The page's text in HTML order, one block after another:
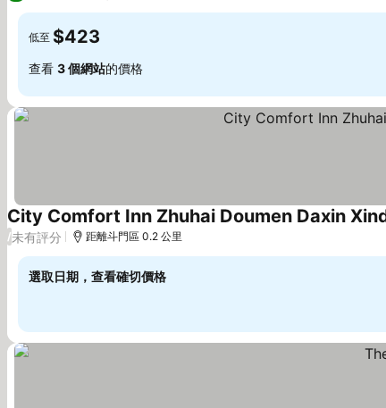
低至 $423
查看 3 個網站的價格
City Comfort Inn Zhuhai Doumen Daxin
/未有評分 距離斗門區 0.2 公里
選取日期，查看確切價格